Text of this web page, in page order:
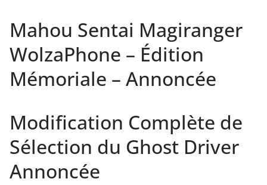
Mahou Sentai Magiranger
WolzaPhone – Édition
Mémoriale – Annoncée
Modification Complète de
Sélection du Ghost Driver
Annoncée